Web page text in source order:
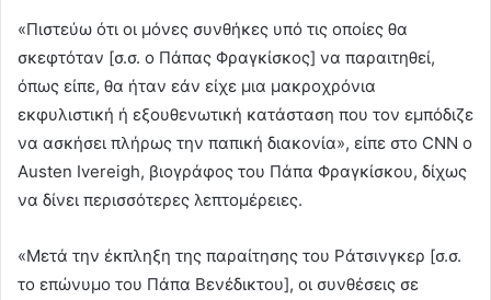
«Πιστεύω ότι οι μόνες συνθήκες υπό τις οποίες θα
σκεφτόταν [σ.σ. ο Πάπας Φραγκίσκος] να παραιτηθεί,
όπως είπε, θα ήταν εάν είχε μια μακροχρόνια
εκφυλιστική ή εξουθενωτική κατάσταση που τον εμπόδιζε
να ασκήσει πλήρως την παπική διακονία», είπε στο CNN ο
Austen Ivereigh, βιογράφος του Πάπα Φραγκίσκου, δίχως
να δίνει περισσότερες λεπτομέρειες.
«Μετά την έκπληξη της παραίτησης του Ράτσινγκερ [σ.σ.
το επώνυμο του Πάπα Βενέδικτου], οι συνθέσεις σε